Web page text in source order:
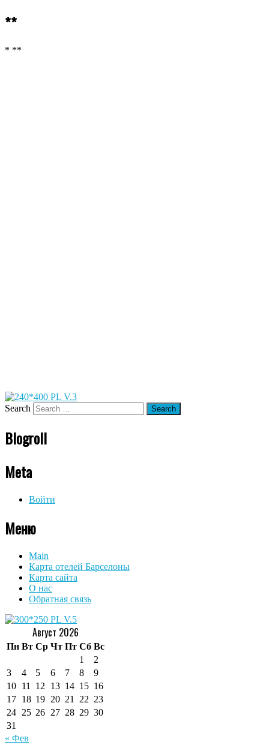
**
* **
Search
Blogroll
Meta
Войти
Меню
Main
Карта отелей Барселоны
Карта сайта
О нас
Обратная связь
Август 2026
Пн Вт Ср Чт Пт Сб Вс
1
2
3
4 5 6 7 8
9
10 11 12 13 14 15 16
17 18 19 20 21 22 23
24 25 26 27 28 29 30
31
« Фев